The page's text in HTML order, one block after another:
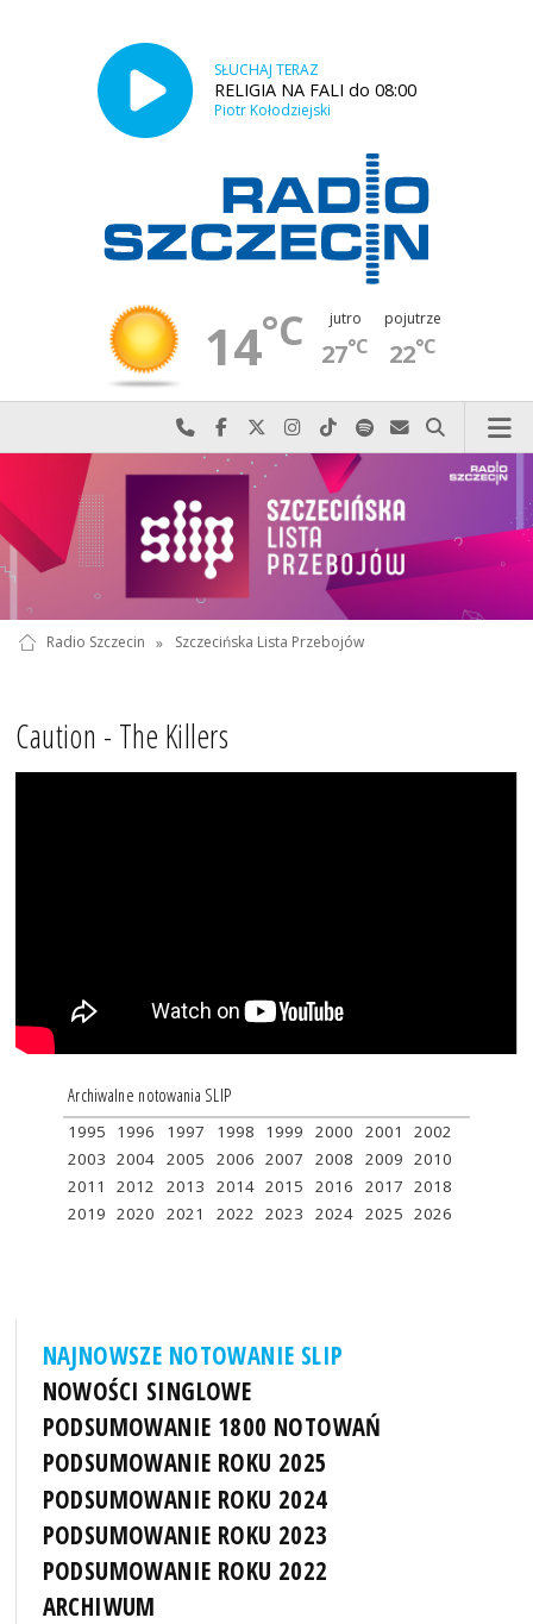
SŁUCHAJ TERAZ
RELIGIA NA FALI do 08:00
Piotr Kołodziejski
14°C jutro
27°C
pojutrze
22°C
Najlepiej po prostu do nas zadzwoń
Odwiedź nas na Facebook-u
Odwiedź nas na X
Odwiedź nas na Instagram-ie
Odwiedź nas na TikTok-u
Szukaj nas na Spotify
Wyślij do nas
Szukaj
Radio Szczecin » Szczecińska Lista Przebojów
Caution - The Killers
Archiwalne notowania SLIP
1995 1996 1997 1998 1999 2000 2001
2002
2003 2004 2005 2006 2007 2008 2009 2010
2011
2012 2013 2014 2015 2016 2017 2018
2019 2020 2021 2022 2023 2024 2025 2026
NAJNOWSZE NOTOWANIE SLIP
NOWOŚCI SINGLOWE
PODSUMOWANIE 1800 NOTOWAŃ
PODSUMOWANIE ROKU 2025
PODSUMOWANIE ROKU 2024
PODSUMOWANIE ROKU 2023
PODSUMOWANIE ROKU 2022
ARCHIWUM